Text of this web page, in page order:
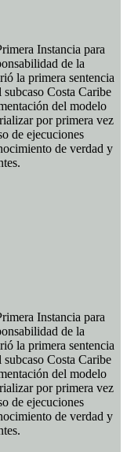
Instancia para
de la
la primera sentencia
Costa Caribe
del modelo
por primera vez
de ejecuciones
de verdad y
Instancia para
de la
la primera sentencia
Costa Caribe
del modelo
por primera vez
de ejecuciones
de verdad y